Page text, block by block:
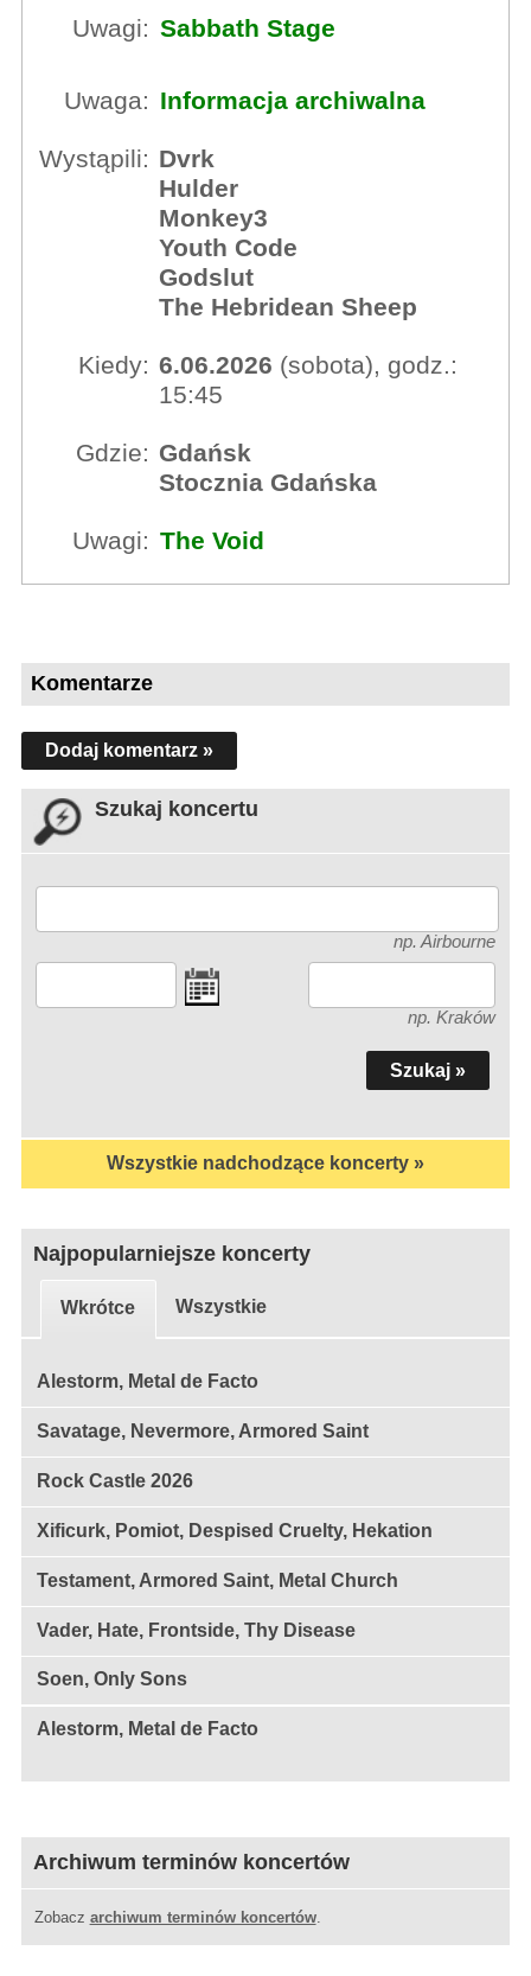
Uwagi: Sabbath Stage
Uwaga: Informacja archiwalna
Wystąpili: Dvrk
Hulder
Monkey3
Youth Code
Godslut
The Hebridean Sheep
Kiedy: 6.06.2026 (sobota), godz.:
15:45
Gdzie: Gdańsk
Stocznia Gdańska
Uwagi: The Void
Komentarze
Dodaj komentarz »
Szukaj koncertu
np. Airbourne
np. Kraków
Wszystkie nadchodzące koncerty »
Najpopularniejsze koncerty
Wkrótce Wszystkie
Alestorm, Metal de Facto
Savatage, Nevermore, Armored Saint
Rock Castle 2026
Xificurk, Pomiot, Despised Cruelty, Hekation
Testament, Armored Saint, Metal Church
Vader, Hate, Frontside, Thy Disease
Soen, Only Sons
Alestorm, Metal de Facto
Archiwum terminów koncertów
Zobacz archiwum terminów koncertów.